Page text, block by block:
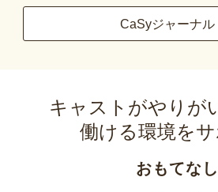
CaSyジャーナル
キャストがやりが
働ける環境をサ
おもてなし